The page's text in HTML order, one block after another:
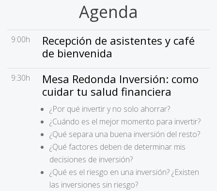
Agenda
9:00h
Recepción de asistentes y café
de bienvenida
9:30h
Mesa Redonda Inversión: como
cuidar tu salud financiera
¿Por qué invertir y no solo ahorrar?
¿Cuándo es el mejor momento para invertir?
¿Qué separa una buena inversión del resto?
¿Qué factores deben de determinar mis
decisiones de inversión?
¿Qué es el riesgo en una inversión? ¿Existen
las inversiones sin riesgo?